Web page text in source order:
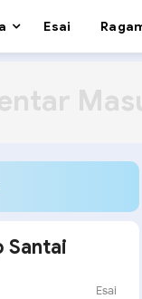
Esai
Santai
Esai